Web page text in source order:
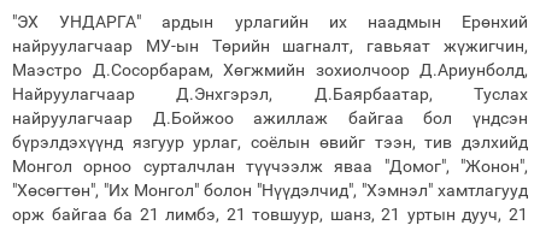
"ЭХ УНДАРГА" ардын урлагийн их наадмын Ерөнхий
найруулагчаар МУ-ын Төрийн шагналт, гавьяат жүжигчин,
Маэстро Д.Сосорбарам, Хөгжмийн зохиолчоор Д.Ариунболд,
Найруулагчаар Д.Энхгэрэл, Д.Баярбаатар, Туслах
найруулагчаар Д.Бойжоо ажиллаж байгаа бол үндсэн
бүрэлдэхүүнд язгуур урлаг, соёлын өвийг тээн, тив дэлхийд
Монгол орноо сурталчлан түүчээлж яваа "Домог", "Жонон",
"Хөсөгтөн", "Их Монгол" болон "Нүүдэлчид", "Хэмнэл" хамтлагууд
орж байгаа ба 21 лимбэ, 21 товшуур, шанз, 21 уртын дууч, 21